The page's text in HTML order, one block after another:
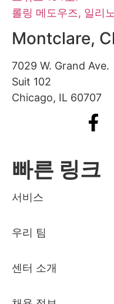
롤링 메도우즈, 일리
Montclare,
7029 W. Grand Ave.
Suit 102
Chicago, IL 60707
빠른 링크
서비스
우리 팀
센터 소개